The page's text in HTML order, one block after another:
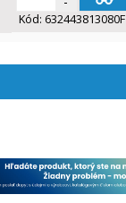
Kód: 632443813080F